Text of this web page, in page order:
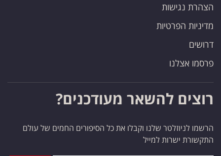
הצהרת נגישות
מדיניות הפרטיות
דרושים
פרסמו אצלנו
רוצים להשאר מעודכנים?
הרשמו לניוזלטר שלנו וקבלו את כל הסיפורים החמים של עולם
התקשורת ישרות למייל